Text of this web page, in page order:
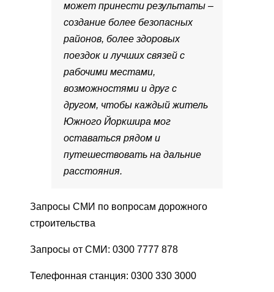
может принести результаты –
создание более безопасных
районов, более здоровых
поездок и лучших связей с
рабочими местами,
возможностями и друг с
другом, чтобы каждый житель
Южного Йоркшира мог
оставаться рядом и
путешествовать на дальние
расстояния.
Запросы СМИ по вопросам дорожного
строительства
Запросы от СМИ: 0300 7777 878
Телефонная станция: 0300 330 3000